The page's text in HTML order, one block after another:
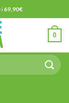
i69,90€
0